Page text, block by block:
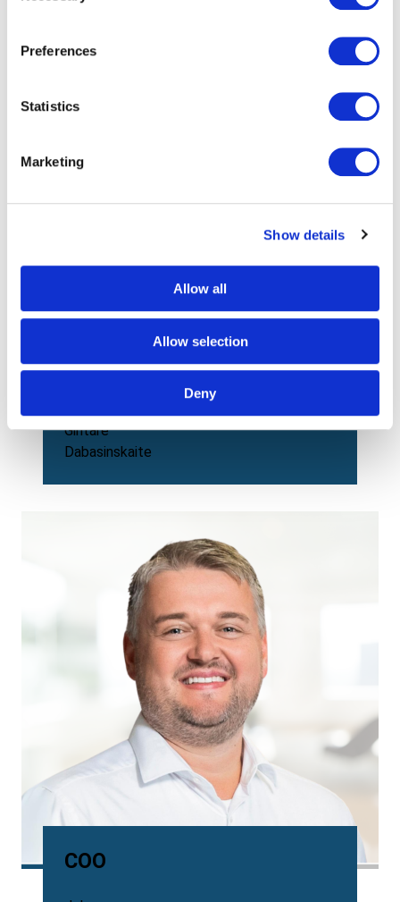
Preferences
Statistics
Marketing
Show details
Allow all
Allow selection
Deny
Gintare
Dabasinskaite
COO